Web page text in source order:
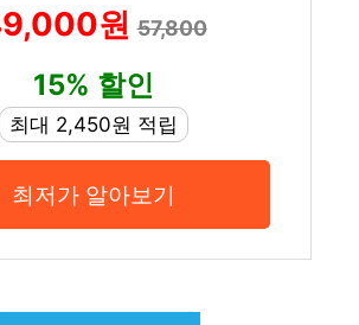
원57,800
15% 할인
최대 2,450원 적립
최저가 알아보기